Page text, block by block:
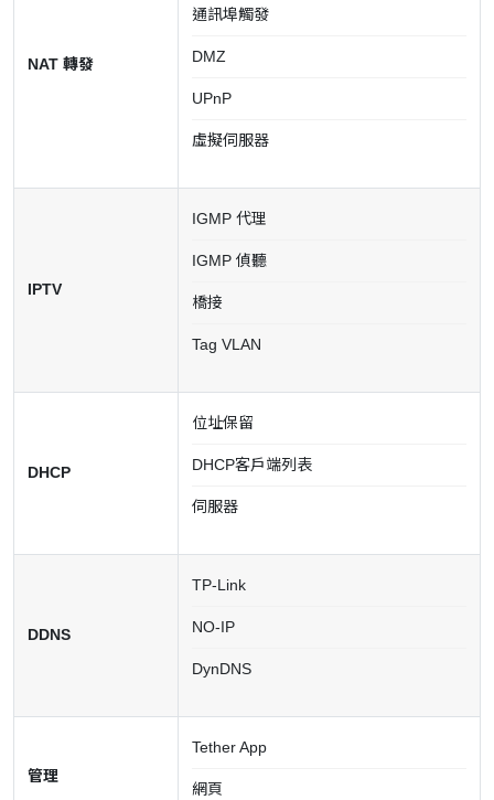
NAT 轉發
通訊埠觸發
DMZ
UPnP
虛擬伺服器
IPTV
IGMP 代理
IGMP 偵聽
橋接
Tag VLAN
DHCP
位址保留
DHCP客戶端列表
伺服器
DDNS
TP-Link
NO-IP
DynDNS
管理
Tether App
網頁